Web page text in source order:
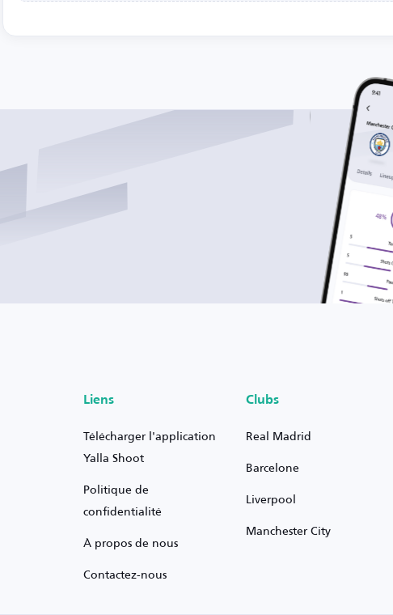
Liens
Télécharger l'application
Yalla Shoot
Politique de
confidentialité
À propos de nous
Contactez-nous
Clubs
Real Madrid
Barcelone
Liverpool
Manchester City